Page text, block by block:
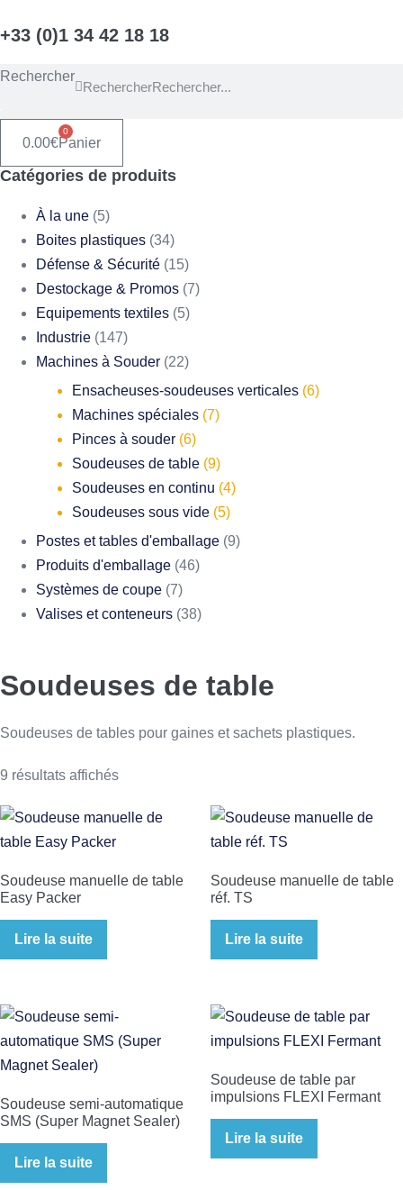
au
+33 (0)1 34 42 18 18
Rechercher
Rechercher
0.00€
0
Panier
Catégories de produits
À la une (5)
Boites plastiques (34)
Défense & Sécurité (15)
Destockage & Promos (7)
Equipements textiles (5)
Industrie (147)
Machines à Souder (22)
Ensacheuses-soudeuses verticales (6)
Machines spéciales (7)
Pinces à souder (6)
Soudeuses de table (9)
Soudeuses en continu (4)
Soudeuses sous vide (5)
Postes et tables d'emballage (9)
Produits d'emballage (46)
Systèmes de coupe (7)
Valises et conteneurs (38)
Soudeuses de table
Soudeuses de tables pour gaines et sachets plastiques.
9 résultats affichés
Soudeuse manuelle de table
Easy Packer
Lire la suite
Soudeuse manuelle de table
réf. TS
Lire la suite
Soudeuse semi-automatique
SMS (Super Magnet Sealer)
Lire la suite
Soudeuse de table par
impulsions FLEXI Fermant
Lire la suite